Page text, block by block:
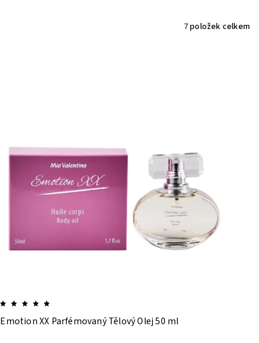
7položek celkem
Emotion XX Parfémovaný Tělový Olej 50 ml